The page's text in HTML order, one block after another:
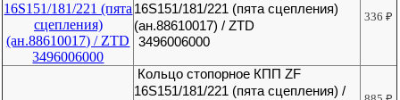
16S151/181/221 (пята сцепления)
(ан.88610017) / ZTD
3496006000
336₽
Кольцо стопорное КПП ZF
16S151/181/221 (пята сцепления) /